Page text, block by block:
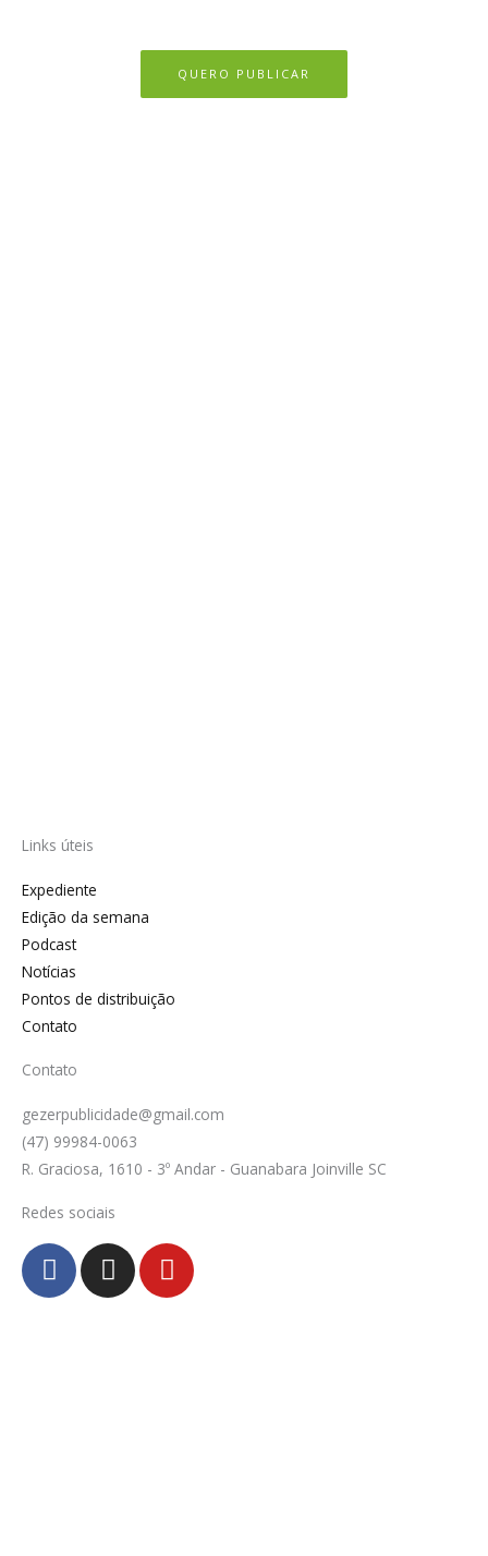
QUERO PUBLICAR
Links úteis
Expediente
Edição da semana
Podcast
Notícias
Pontos de distribuição
Contato
Contato
gezerpublicidade@gmail.com
(47) 99984-0063
R. Graciosa, 1610 - 3º Andar - Guanabara Joinville SC
Redes sociais
F
a
c
I
n
s
Y
o
u